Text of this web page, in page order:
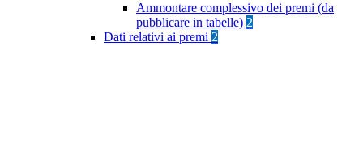
Ammontare complessivo dei premi (da
pubblicare in tabelle) 2
Dati relativi ai premi 2